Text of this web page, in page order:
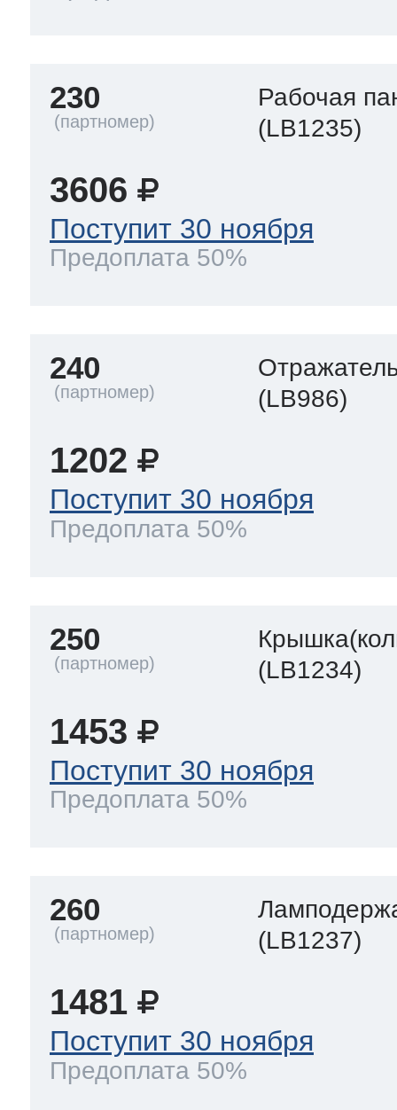
230
Рабочая
(LB1235)
3606
Поступит 30 ноября
Предоплата 50%
240
(LB986)
1202
Поступит 30 ноября
Предоплата 50%
250
(LB1234)
1453
Поступит 30 ноября
Предоплата 50%
260
(LB1237)
1481
Поступит 30 ноября
Предоплата 50%